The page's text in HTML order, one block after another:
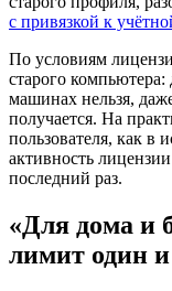
с привязкой к
По условиям
старого
машинах нельзя,
получается. На
пользователя, как в
активность
последний раз.
«Для дома и
лимит один